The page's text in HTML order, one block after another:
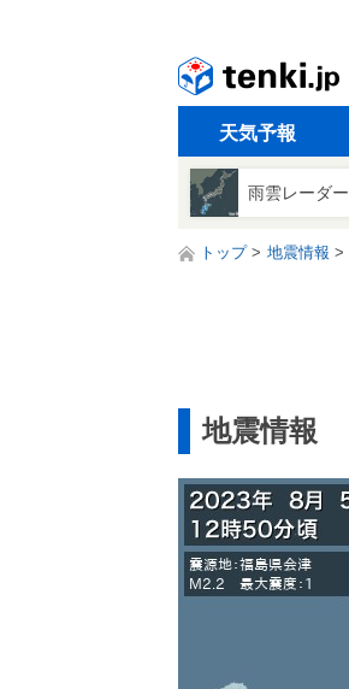
天気予報
雨雲レーダー
トップ 地震情報
地震情報